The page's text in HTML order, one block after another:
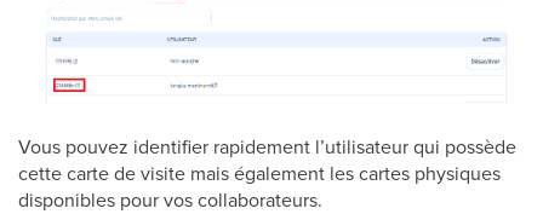
Vous pouvez identifier rapidement l’utilisateur qui possède
cette carte de visite mais également les cartes physiques
disponibles pour vos collaborateurs.